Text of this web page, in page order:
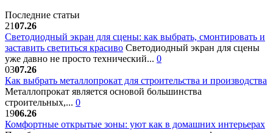
Последние статьи
2107.26
Светодиодный экран для сцены: как выбрать, смонтировать и
заставить светиться красиво Светодиодный экран для сцены
уже давно не просто технический... 0
0307.26
Как выбрать металлопрокат для строительства и производства
Металлопрокат является основой большинства
строительных,... 0
1906.26
Комфортные открытые зоны: уют как в домашних интерьерах